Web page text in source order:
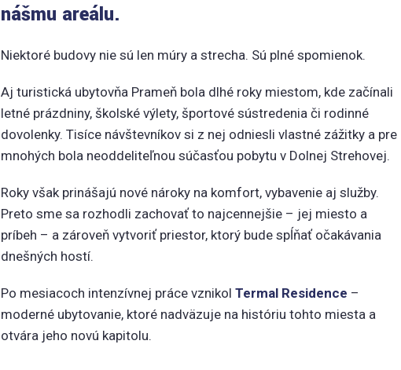
nášmu areálu.
Niektoré budovy nie sú len múry a strecha. Sú plné spomienok.
Aj turistická ubytovňa Prameň bola dlhé roky miestom, kde začínali
letné prázdniny, školské výlety, športové sústredenia či rodinné
dovolenky. Tisíce návštevníkov si z nej odniesli vlastné zážitky a pre
mnohých bola neoddeliteľnou súčasťou pobytu v Dolnej Strehovej.
Roky však prinášajú nové nároky na komfort, vybavenie aj služby.
Preto sme sa rozhodli zachovať to najcennejšie – jej miesto a
príbeh – a zároveň vytvoriť priestor, ktorý bude spĺňať očakávania
dnešných hostí.
Po mesiacoch intenzívnej práce vznikol Termal Residence –
moderné ubytovanie, ktoré nadväzuje na históriu tohto miesta a
otvára jeho novú kapitolu.